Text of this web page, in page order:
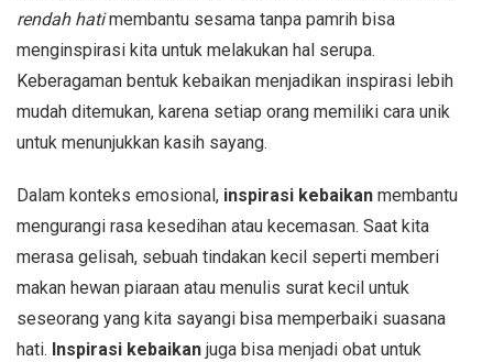
rendah hatimembantu sesama tanpa pamrih bisa
menginspirasi kita untuk melakukan hal serupa.
Keberagaman bentuk kebaikan menjadikan inspirasi lebih
mudah ditemukan, karena setiap orang memiliki cara unik
untuk menunjukkan kasih sayang.
Dalam konteks emosional, inspirasi kebaikan membantu
mengurangi rasa kesedihan atau kecemasan. Saat kita
merasa gelisah, sebuah tindakan kecil seperti memberi
makan hewan piaraan atau menulis surat kecil untuk
seseorang yang kita sayangi bisa memperbaiki suasana
hati. Inspirasi kebaikan juga bisa menjadi obat untuk